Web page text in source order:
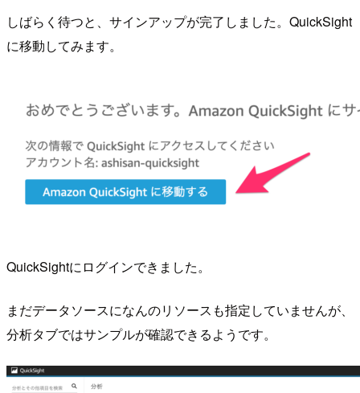
しばらく待つと、サインアップが完了しました。QuickSight
に移動してみます。
QuickSightにログインできました。
まだデータソースになんのリソースも指定していませんが、
分析タブではサンプルが確認できるようです。